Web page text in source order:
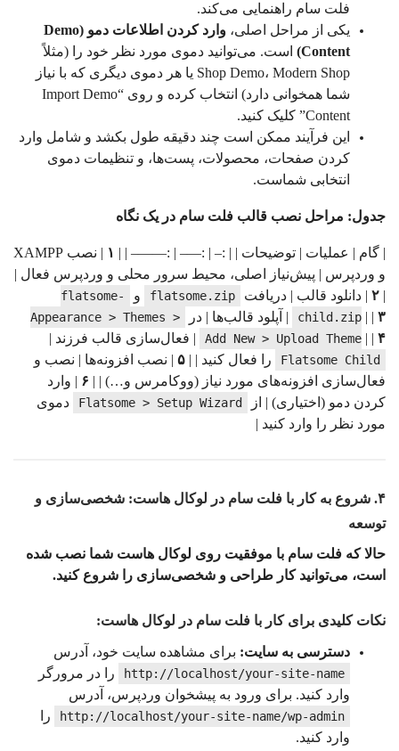
فلت سام راهنمایی می‌کند.
یکی از مراحل اصلی،
وارد کردن اطلاعات دمو (Demo
Content)
است. می‌توانید دموی مورد نظر خود را (مثلاً
Shop Demo، Modern Shop یا هر دموی دیگری که با نیاز
شما همخوانی دارد) انتخاب کرده و روی “Import Demo
Content” کلیک کنید.
این فرآیند ممکن است چند دقیقه طول بکشد و شامل وارد
کردن صفحات، محصولات، پست‌ها، و تنظیمات دموی
انتخابی شماست.
جدول: مراحل نصب قالب فلت سام در یک نگاه
| گام | عملیات | توضیحات | | :– | :—– | :——– | | ۱
| نصب XAMPP
و وردپرس | پیش‌نیاز اصلی، محیط سرور محلی و وردپرس فعال |
| ۲ | دانلود قالب | دریافت flatsome.zip و
flatsome-
child.zip | | ۳ | آپلود قالب‌ها | در
Appearance > Themes >
Add New > Upload Theme | | ۴ | فعال‌سازی قالب فرزند |
Flatsome Child را فعال کنید | | ۵ | نصب افزونه‌ها | نصب و
فعال‌سازی افزونه‌های مورد نیاز (ووکامرس و…) | | ۶ | وارد
کردن دمو (اختیاری) | از
Flatsome > Setup Wizard
دموی
مورد نظر را وارد کنید |
۴. شروع به کار با فلت سام در لوکال هاست: شخصی‌سازی و
توسعه
حالا که فلت سام با موفقیت روی لوکال هاست شما نصب شده
است، می‌توانید کار طراحی و شخصی‌سازی را شروع کنید.
نکات کلیدی برای کار با فلت سام در لوکال هاست:
دسترسی به سایت: برای مشاهده سایت خود، آدرس
http://localhost/your-site-name
را در مرورگر
وارد کنید. برای ورود به پیشخوان وردپرس، آدرس
http://localhost/your-site-name/wp-admin
را
وارد کنید.